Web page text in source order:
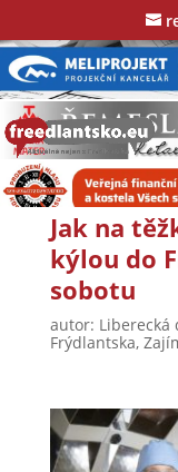
Jak na
kýlou do
sobotu
autor: Liberecká
Frýdlantska,